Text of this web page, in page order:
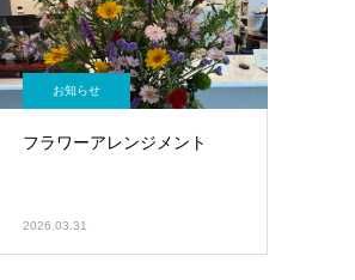
お知らせ
フラワーアレンジメント
2026.03.31